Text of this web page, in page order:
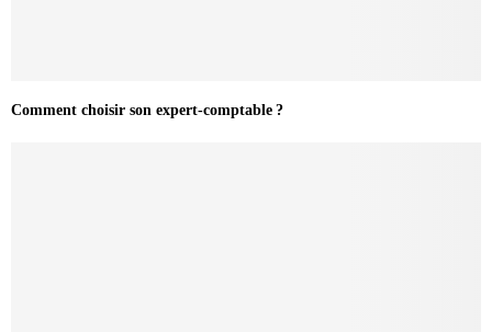
Comment choisir son expert-comptable ?